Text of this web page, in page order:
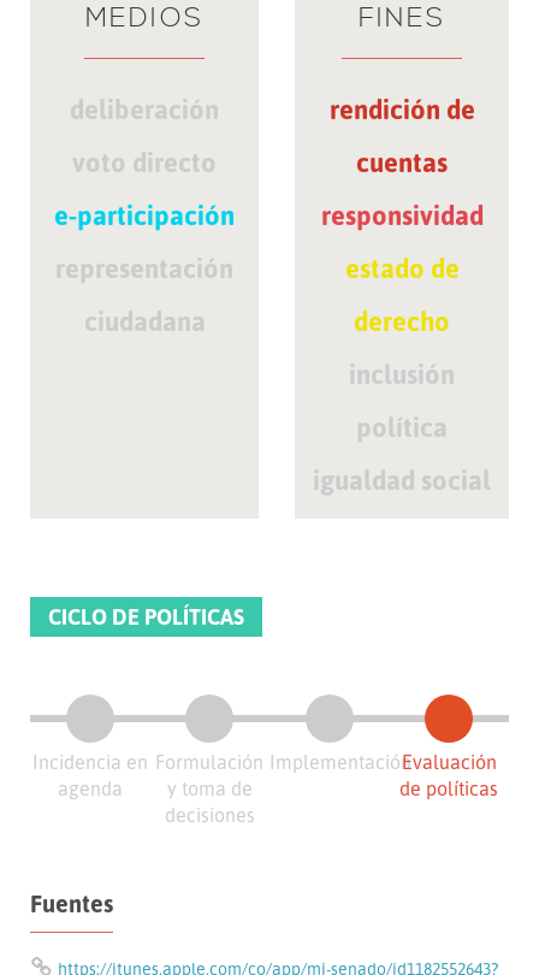
MEDIOS
deliberación
voto directo
e-participación
representación
ciudadana
FINES
rendición de
cuentas
responsividad
estado de
derecho
inclusión
política
igualdad social
CICLO DE POLÍTICAS
Incidencia en
agenda
Formulación
y toma de
decisiones
ImplementaciónEvaluación
de políticas
Fuentes
https://itunes.apple.com/co/app/mi-senado/id1182552643?